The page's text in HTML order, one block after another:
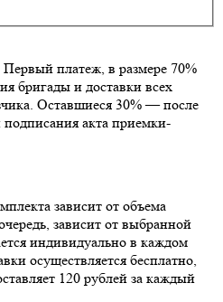
платеж, в размере 70%
бригады и доставки всех
Оставшиеся 30% — после
подписания акта приемки-
зависит от объема
зависит от выбранной
индивидуально в каждом
осуществляется бесплатно,
120 рублей за каждый